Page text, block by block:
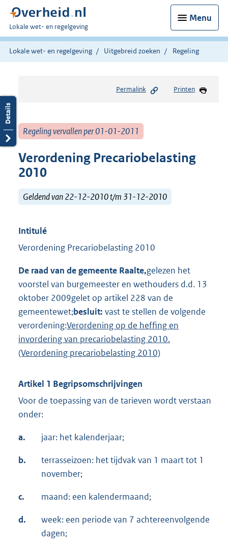
Menu
U
bent
hier:
Lokale wet- en regelgeving
Lokale wet- en regelgeving Uitgebreid zoeken Regeling
Permalink Printen
Regeling vervallen per 01-01-2011
Verordening Precariobelasting
2010
Geldend van 22-12-2010 t/m 31-12-2010
Intitulé
Verordening Precariobelasting 2010
De raad van de gemeente Raalte,gelezen het
voorstel van burgemeester en wethouders d.d. 13
oktober 2009gelet op artikel 228 van de
gemeentewet;besluit: vast te stellen de volgende
verordening:Verordening op de heffing en
invordering van precariobelasting 2010.
(Verordening precariobelasting 2010)
Artikel 1 Begripsomschrijvingen
Voor de toepassing van de tarieven wordt verstaan
onder:
a. jaar: het kalenderjaar;
b.
terrasseizoen: het tijdvak van 1 maart tot 1
november;
c. maand: een kalendermaand;
d.
week: een periode van 7 achtereenvolgende
dagen;